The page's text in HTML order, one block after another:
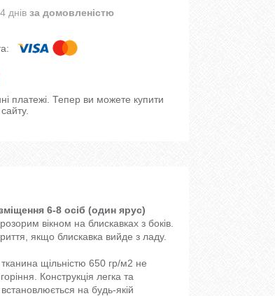
днів за домовленістю
платежі. Тепер ви можете купити
6-8 осіб (один ярус)
вікном на блискавках з боків.
якщо блискавка вийде з ладу.
щільністю 650 гр/м2 не
Конструкція легка та
встановлюється на будь-якій